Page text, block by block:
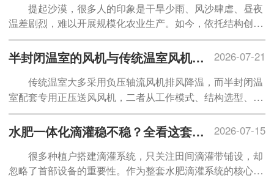
业提质增收、农旅融合的特色新赛道。
提起沙漠，很多人的印象是干旱少雨、风沙肆虐、昼夜
温差剧烈，难以开展规模化农业生产。如今，依托结构创新
与智能管控技术，沙漠高效节能温室在新疆、甘肃等荒漠区
域落地生根，把昔日不毛之地改造为四季稳产的果蔬基地，
践行 “向戈壁沙漠要食物”的发展思路，为盘活非耕地资源开
辟全新路径。
2026-07-21
半封闭温室的风机与传统温室风机有什么不同？
传统温室大多采用负压轴流风机排风降温，而半封闭温
室配套专用正压送风风机，二者从工作模式、结构选型、安
装位置、调控逻辑到种植效果都存在本质区别，也是半封闭
温室能够精准控温、防虫、均匀送风的核心硬件支撑。
2026-07-15
水肥一体化滴灌稳不稳？全看这套首部设备配置
很多种植户搭建滴灌系统，只关注田间滴灌带铺设，却
忽略了首部设备的重要性。作为整套水肥滴灌系统的核心中